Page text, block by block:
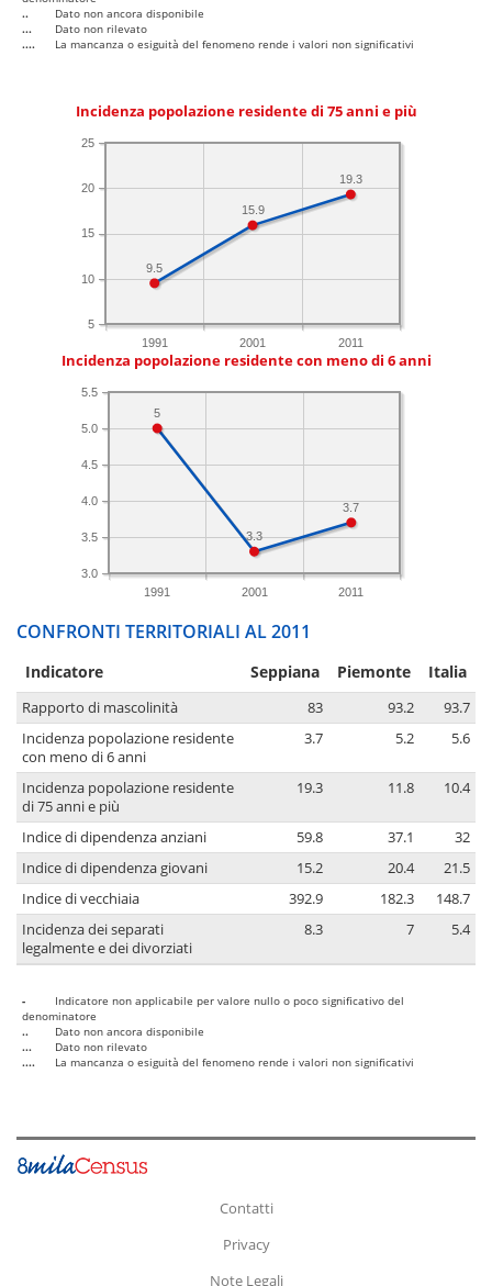
..
Dato non ancora disponibile
...
Dato non rilevato
....
La mancanza o esiguità del fenomeno rende i valori non significativi
Incidenza popolazione residente di 75 anni e più
1991 2001 2011
5
10
15
20
25
19.3
15.9
9.5
Incidenza popolazione residente con meno di 6 anni
1991 2001 2011
3.0
3.5
4.0
4.5
5.0
5.5
3.7
3.3
5
CONFRONTI TERRITORIALI AL 2011
Indicatore Seppiana Piemonte Italia
Rapporto di mascolinità 83 93.2
93.7
Incidenza popolazione residente
con meno di 6 anni
3.7 5.2 5.6
Incidenza popolazione residente
di 75 anni e più
19.3 11.8 10.4
Indice di dipendenza anziani 59.8 37.1
32
Indice di dipendenza giovani
15.2 20.4
21.5
Indice di vecchiaia
392.9 182.3
148.7
Incidenza dei separati
legalmente e dei divorziati
8.3 7 5.4
-
Indicatore non applicabile per valore nullo o poco significativo del
denominatore
..
Dato non ancora disponibile
...
Dato non rilevato
....
La mancanza o esiguità del fenomeno rende i valori non significativi
Contatti
Privacy
Note Legali